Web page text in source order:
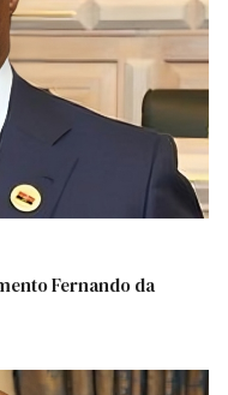
Fernando da